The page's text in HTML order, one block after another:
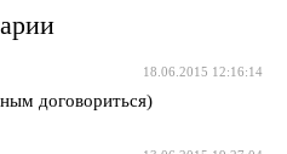
18.06.2015 12:16:14
договориться)